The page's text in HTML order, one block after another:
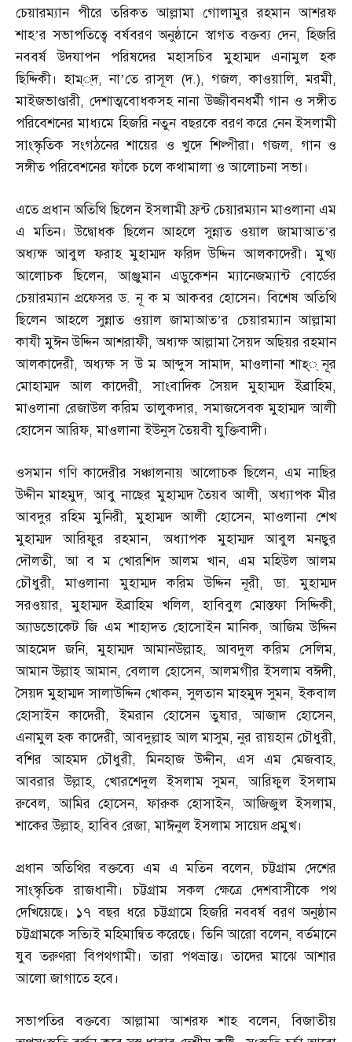
চেয়ারম্যান পীরে তরিকত আল্লামা গোলামুর রহমান আশরফ
শাহ’র সভাপতিত্বে বর্ষবরণ অনুষ্ঠানে স্বাগত বক্তব্য দেন,হিজরি
নববর্ষ উদযাপন পরিষদের মহাসচিব মুহাম্মদ এনামুল হক
ছিদ্দিকী। হাম্‌্‌দ,না’তে রাসূল (দ.), গজল,কাওয়ালি,মরমী,
মাইজভাণ্ডারী, দেশাত্মবোধকসহ নানা উজ্জীবনধর্মী গান ও সঙ্গীত
পরিবেশনের মাধ্যমে হিজরি নতুন বছরকে বরণ করে নেন ইসলামী
সাংস্কৃতিক সংগঠনের শায়ের ও খুদে শিল্পীরা। গজল, গান ও
সঙ্গীত পরিবেশনের ফাঁকে চলে কথামালা ও আলোচনা সভা।
এতে প্রধান অতিথি ছিলেন ইসলামী ফ্রন্ট চেয়ারম্যান মাওলানা এম
এ মতিন। উদ্বোধক ছিলেন আহলে সুন্নাত ওয়াল জামাআত’র
অধ্যক্ষ আবুল ফরাহ মুহাম্মদ ফরিদ উদ্দিন আলকাদেরী। মুখ্য
আলোচক ছিলেন,আঞ্জুমান এডুকেশন ম্যানেজম্যান্ট বোর্ডের
চেয়ারম্যান প্রফেসর ড.নূ ক ম আকবর হোসেন। বিশেষ অতিথি
ছিলেন আহলে সুন্নাত ওয়াল জামাআত’র চেয়ারম্যান আল্লামা
কাযী মুঈন উদ্দিন আশরাফী,অধ্যক্ষ আল্লামা সৈয়দ অছিয়র রহমান
আলকাদেরী,অধ্যক্ষ স উ ম আব্দুস সামাদ,মাওলানা শাহ্‌্‌ নূর
মোহাম্মদ আল কাদেরী,সাংবাদিক সৈয়দ মুহাম্মদ ইব্রাহিম,
মাওলানা রেজাউল করিম তালুকদার,সমাজসেবক মুহাম্মদ আলী
হোসেন আরিফ,মাওলানা ইউনুস তৈয়বী যুক্তিবাদী।
ওসমান গণি কাদেরীর সঞ্চালনায় আলোচক ছিলেন, এম নাছির
উদ্দীন মাহমুদ,আবু নাছের মুহাম্মদ তৈয়ব আলী,অধ্যাপক মীর
আবদুর রহিম মুনিরী,মুহাম্মদ আলী হোসেন,মাওলানা শেখ
মুহাম্মদ আরিফুর রহমান,অধ্যাপক মুহাম্মদ আবুল মনছুর
দৌলতী,আ ব ম খোরশিদ আলম খান, এম মহিউল আলম
চৌধুরী,মাওলানা মুহাম্মদ করিম উদ্দিন নূরী,ডা.মুহাম্মদ
সরওয়ার,মুহাম্মদ ইব্রাহিম খলিল,হাবিবুল মোস্তফা সিদ্দিকী,
অ্যাডভোকেট জি এম শাহাদত হোসোইন মানিক,আজিম উদ্দিন
আহমেদ জনি,মুহাম্মদ আমানউল্লাহ,আবদুল করিম সেলিম,
আমান উল্লাহ আমান,বেলাল হোসেন,আলমগীর ইসলাম বঈদী,
সৈয়দ মুহাম্মদ সালাউদ্দিন খোকন,সুলতান মাহমুদ সুমন,ইকবাল
হোসাইন কাদেরী,ইমরান হোসেন তুষার,আজাদ হোসেন,
এনামুল হক কাদেরী,আবদুল্লাহ আল মাসুম,নুর রায়হান চৌধুরী,
বশির আহমদ চৌধুরী,মিনহাজ উদ্দীন, এস এম মেজবাহ,
আবরার উল্লাহ, খোরশেদুল ইসলাম সুমন,আরিফুল ইসলাম
রুবেল,আমির হোসেন,ফারুক হোসাইন,আজিজুল ইসলাম,
শাকের উল্লাহ,হাবিব রেজা,মাঈনুল ইসলাম সায়েদ প্রমুখ।
প্রধান অতিথির বক্তব্যে এম এ মতিন বলেন,চট্টগ্রাম দেশের
সাংস্কৃতিক রাজধানী। চট্টগ্রাম সকল ক্ষেত্রে দেশবাসীকে পথ
দেখিয়েছে। ১৭ বছর ধরে চট্টগ্রামে হিজরি নববর্ষ বরণ অনুষ্ঠান
চট্টগ্রামকে সত্যিই মহিমান্বিত করেছে। তিনি আরো বলেন,বর্তমানে
যুব তরুণরা বিপথগামী। তারা পথভ্রান্ত। তাদের মাঝে আশার
আলো জাগাতে হবে।
সভাপতির বক্তব্যে আল্লামা আশরফ শাহ বলেন,বিজাতীয়